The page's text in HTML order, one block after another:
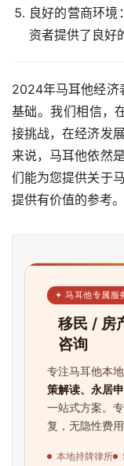
良好的营商环
资者提供了良好
2024年马耳他经济
基础。我们相信，
接挑战，在经济发
来说，马耳他依然
们能为您提供关于
提供有价值的参考。
✦ 马耳他专属服
移民 / 房
咨询
专注马耳他本
策解读、永居
一站式方案。
复，无隐性费用
本地持牌律所